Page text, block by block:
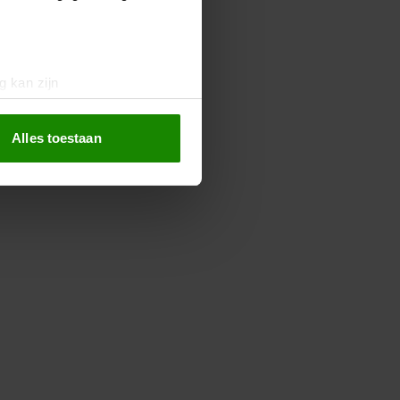
kan zijn
te bieden en om ons
Alles toestaan